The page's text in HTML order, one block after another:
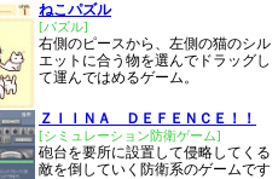
ねこパズル
[パズル]
右側のピースから、左側の猫のシル
エットに合う物を選んでドラッグし
て運んではめるゲーム。
ＺＩＩＮＡ ＤＥＦＥＮＣＥ！！
[シミュレーション防衛ゲーム]
砲台を要所に設置して侵略してくる
敵を倒していく防衛系のゲームです